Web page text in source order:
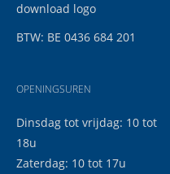
download logo
BTW: BE 0436 684 201
OPENINGSUREN
Dinsdag tot vrijdag: 10 tot
18u
Zaterdag: 10 tot 17u